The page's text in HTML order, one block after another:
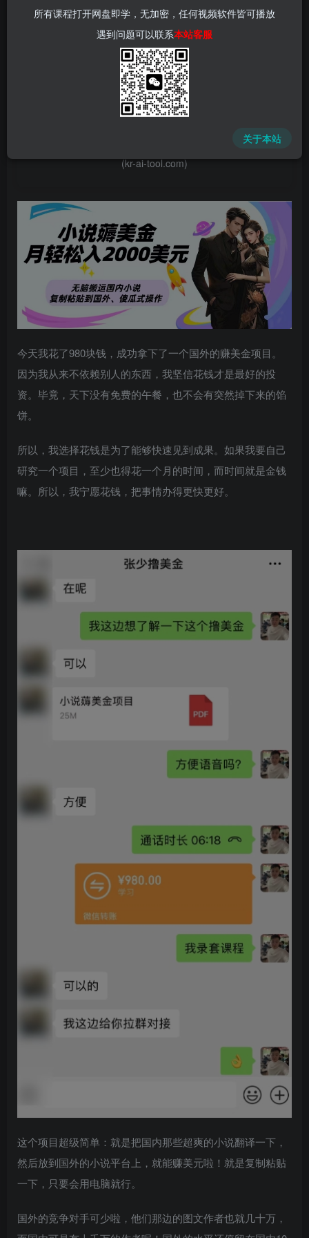
📌 1000➕互联网副业项目教程，更多网赚项目，点击以下
链接进入本站首页：
中赚网 - 分享各大收费VIP网赚项目和创业教程 - 狂人资源
(kr-ai-tool.com)
今天我花了980块钱，成功拿下了一个国外的赚美金项目。
因为我从来不依赖别人的东西，我坚信花钱才是最好的投
资。毕竟，天下没有免费的午餐，也不会有突然掉下来的馅
饼。
所以，我选择花钱是为了能够快速见到成果。如果我要自己
研究一个项目，至少也得花一个月的时间，而时间就是金钱
嘛。所以，我宁愿花钱，把事情办得更快更好。
这个项目超级简单：就是把国内那些超爽的小说翻译一下，
然后放到国外的小说平台上，就能赚美元啦！就是复制粘贴
一下，只要会用电脑就行。
国外的竞争对手可少啦，他们那边的图文作者也就几十万，
所有课程打开网盘即学，无加密，任何视频软件皆可播放
遇到问题可以联系本站客服
关于本站